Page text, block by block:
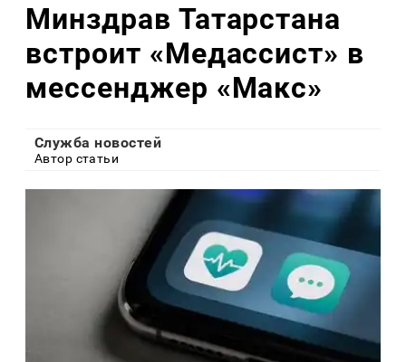
Минздрав Татарстана
встроит «Медассист» в
мессенджер «Макс»
Служба новостей
Автор статьи